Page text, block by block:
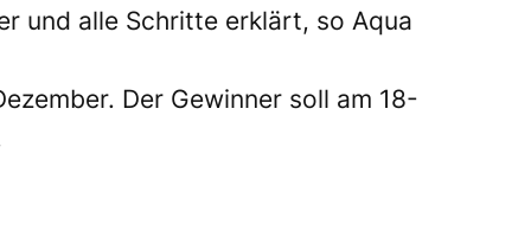
und alle Schritte erklärt, so Aqua
Der Gewinner soll am 18-